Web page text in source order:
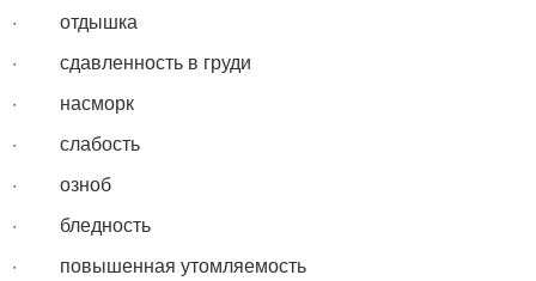
· отдышка
· сдавленность в груди
· насморк
· слабость
· озноб
· бледность
· повышенная утомляемость